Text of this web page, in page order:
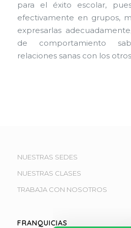
para el éxito escolar,
efectivamente en grupos,
expresarlas
de comportamiento
relaciones sanas con los
NUESTRAS SEDES
NUESTRAS CLASES
TRABAJA CON NOSOTROS
FRANQUICIAS